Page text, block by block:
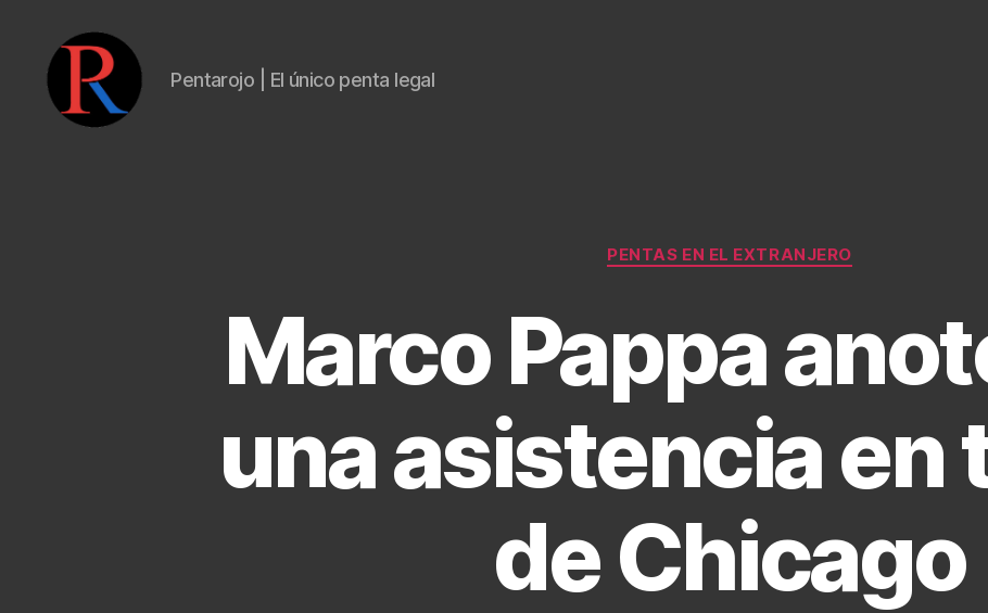
Pentarojo | El único penta legal
Categories
PENTAS EN EL EXTRANJERO
Marco Pappa
una asistencia en
de Chicago